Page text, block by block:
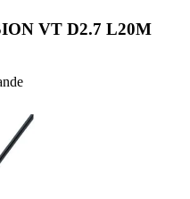
VT D2.7 L20M